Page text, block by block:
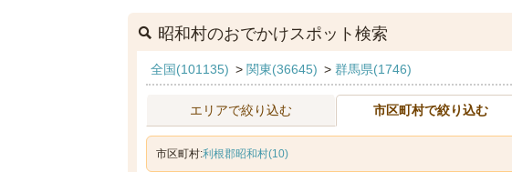
昭和村のおでかけスポット検索
全国(101135) > 関東(36645) > 群馬県(1746)
エリアで絞り込む 市区町村で絞り込む
市区町村:利根郡昭和村(10)